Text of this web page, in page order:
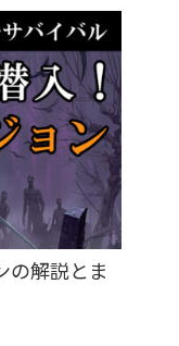
の解説とま